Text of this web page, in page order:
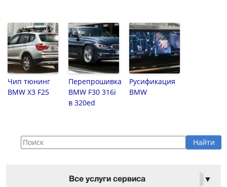
Чип тюнинг
BMW X3 F25
Перепрошивка
BMW F30 316i
в 320ed
Русификация
BMW
Все услуги сервиса ▼